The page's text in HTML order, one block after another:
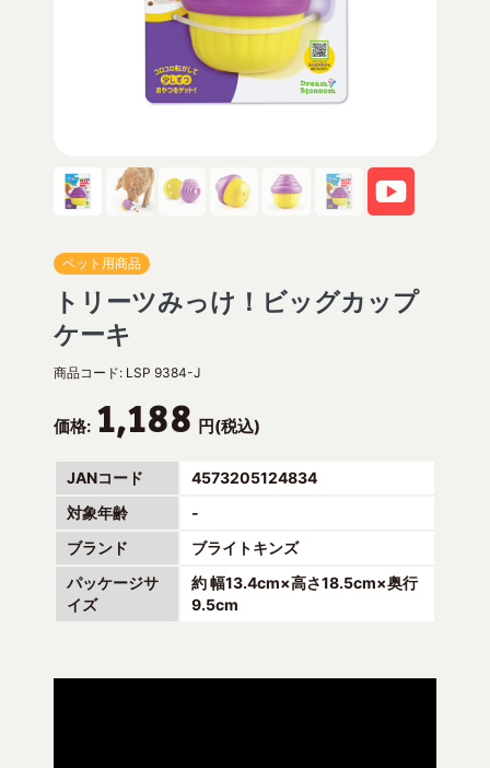
ペット用商品
トリーツみっけ！ビッグカップ
ケーキ
商品コード: LSP 9384-J
価格: 1,188 円(税込)
JANコード
4573205124834
対象年齢
-
ブランド
ブライトキンズ
パッケージサ
イズ
約 幅13.4cm×高さ18.5cm×奥行
9.5cm